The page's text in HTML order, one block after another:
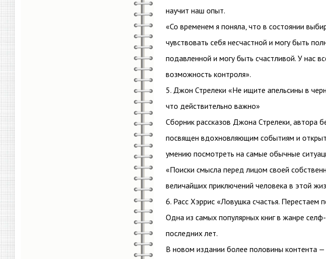
научит наш опыт.
«Со временем я поняла, что в состоянии
чувствовать себя несчастной и могу быть
подавленной и могу быть счастливой. У нас
возможность контроля».
5. Джон Стрелеки «Не ищите апельсины в
что действительно важно»
Сборник рассказов Джона Стрелеки, автора
посвящен вдохновляющим событиям и
умению посмотреть на самые обычные
«Поиски смысла перед лицом своей
величайших приключений человека в этой
6. Расс Хэррис «Ловушка счастья. Перестаем
Одна из самых популярных книг в жанре
последних лет.
В новом издании более половины контента